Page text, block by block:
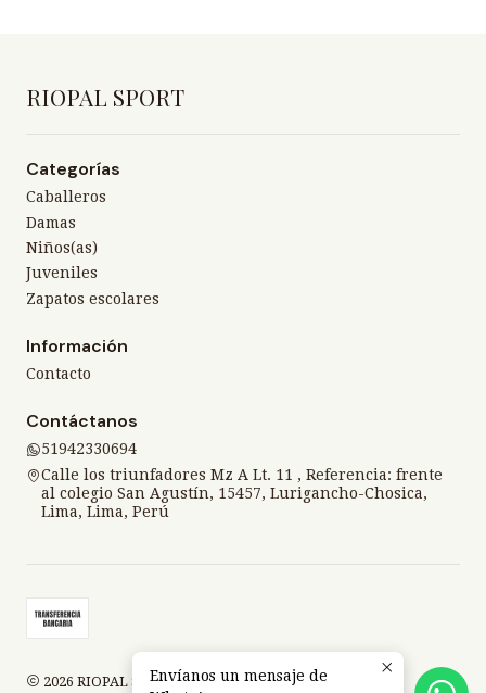
RIOPAL SPORT
Categorías
Caballeros
Damas
Niños(as)
Juveniles
Zapatos escolares
Información
Contacto
Contáctanos
51942330694
Calle los triunfadores Mz A Lt. 11 , Referencia: frente
al colegio San Agustín, 15457, Lurigancho-Chosica,
Lima, Lima, Perú
2026 RIOPAL SPORT.Envíanos un mensaje de